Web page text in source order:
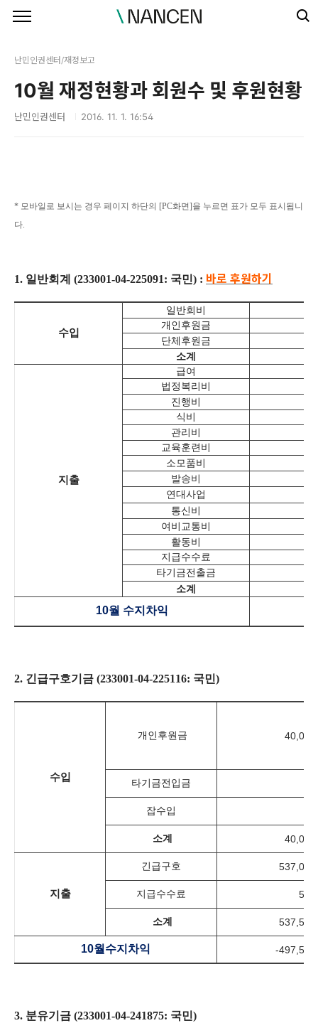
난민인권센터/재정보고
10월 재정현황과 회원수 및 후원현황
난민인권센터 2016. 11. 1. 16:54
* 모바일로 보시는 경우 페이지 하단의 [PC화면]을 누르면 표가 모두 표시됩니
다.
1. 일반회계 (233001-04-225091: 국민) : 바로 후원하기
수입
일반회비
개인후원금
단체후원금
소계
지출
급여
법정복리비
진행비
식비
관리비
교육훈련비
소모품비
발송비
연대사업
통신비
여비교통비
활동비
지급수수료
타기금전출금
소계
10월 수지차익
2. 긴급구호기금 (233001-04-225116: 국민)
수입
개인후원금 40,000
타기금전입금
잡수입
소계 40,000
지출
긴급구호 537,020
지급수수료 500
소계 537,520
10월수지차익 -497,520
3. 분유기금 (233001-04-241875: 국민)